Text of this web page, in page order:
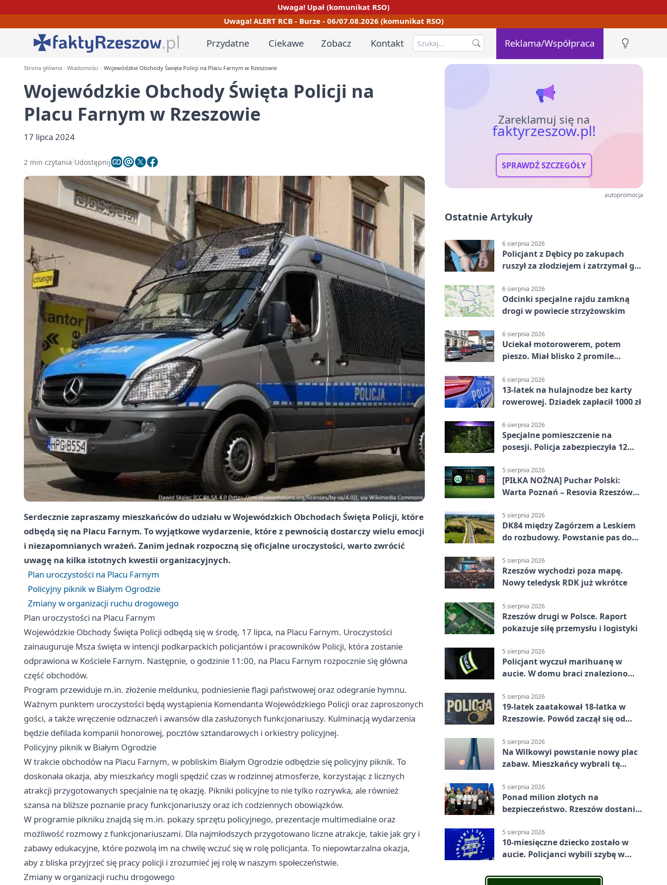
Uwaga! Upał (komunikat RSO)
Uwaga! ALERT RCB - Burze - 06/07.08.2026 (komunikat RSO)
Przydatne Ciekawe Zobacz Kontakt Reklama/Współpraca
Strona główna Wiadomości Wojewódzkie Obchody Święta Policji na Placu Farnym w Rzeszowie
Wojewódzkie Obchody Święta Policji na
Placu Farnym w Rzeszowie
17 lipca 2024
2 min czytania Udostępnij
Serdecznie zapraszamy mieszkańców do udziału w Wojewódzkich Obchodach Święta Policji, które
odbędą się na Placu Farnym. To wyjątkowe wydarzenie, które z pewnością dostarczy wielu emocji
i niezapomnianych wrażeń. Zanim jednak rozpoczną się oficjalne uroczystości, warto zwrócić
uwagę na kilka istotnych kwestii organizacyjnych.
Plan uroczystości na Placu Farnym
Policyjny piknik w Białym Ogrodzie
Zmiany w organizacji ruchu drogowego
Plan uroczystości na Placu Farnym
Wojewódzkie Obchody Święta Policji odbędą się w środę, 17 lipca, na Placu Farnym. Uroczystości
zainauguruje Msza święta w intencji podkarpackich policjantów i pracowników Policji, która zostanie
odprawiona w Kościele Farnym. Następnie, o godzinie 11:00, na Placu Farnym rozpocznie się główna
część obchodów.
Program przewiduje m.in. złożenie meldunku, podniesienie flagi państwowej oraz odegranie hymnu.
Ważnym punktem uroczystości będą wystąpienia Komendanta Wojewódzkiego Policji oraz zaproszonych
gości, a także wręczenie odznaczeń i awansów dla zasłużonych funkcjonariuszy. Kulminacją wydarzenia
będzie defilada kompanii honorowej, pocztów sztandarowych i orkiestry policyjnej.
Policyjny piknik w Białym Ogrodzie
W trakcie obchodów na Placu Farnym, w pobliskim Białym Ogrodzie odbędzie się policyjny piknik. To
doskonała okazja, aby mieszkańcy mogli spędzić czas w rodzinnej atmosferze, korzystając z licznych
atrakcji przygotowanych specjalnie na tę okazję. Pikniki policyjne to nie tylko rozrywka, ale również
szansa na bliższe poznanie pracy funkcjonariuszy oraz ich codziennych obowiązków.
W programie pikniku znajdą się m.in. pokazy sprzętu policyjnego, prezentacje multimedialne oraz
możliwość rozmowy z funkcjonariuszami. Dla najmłodszych przygotowano liczne atrakcje, takie jak gry i
zabawy edukacyjne, które pozwolą im na chwilę wczuć się w rolę policjanta. To niepowtarzalna okazja,
aby z bliska przyjrzeć się pracy policji i zrozumieć jej rolę w naszym społeczeństwie.
Zmiany w organizacji ruchu drogowego
Zareklamuj się na
faktyrzeszow.pl!
SPRAWDŹ SZCZEGÓŁY
autopromocja
Ostatnie Artykuły
6 sierpnia 2026
Policjant z Dębicy po zakupach
ruszył za złodziejem i zatrzymał go
6 sierpnia 2026
Odcinki specjalne rajdu zamkną
drogi w powiecie strzyżowskim
6 sierpnia 2026
Uciekał motorowerem, potem
pieszo. Miał blisko 2 promile
6 sierpnia 2026
13-latek na hulajnodze bez karty
rowerowej. Dziadek zapłacił 1000 zł
6 sierpnia 2026
Specjalne pomieszczenie na
posesji. Policja zabezpieczyła 12
5 sierpnia 2026
[PIŁKA NOŻNA] Puchar Polski:
Warta Poznań – Resovia Rzeszów
pierwszoligowca
5 sierpnia 2026
DK84 między Zagórzem a Leskiem
do rozbudowy. Powstanie pas do
5 sierpnia 2026
Rzeszów wychodzi poza mapę.
Nowy teledysk RDK już wkrótce
5 sierpnia 2026
Rzeszów drugi w Polsce. Raport
pokazuje siłę przemysłu i logistyki
5 sierpnia 2026
Policjant wyczuł marihuanę w
aucie. W domu braci znaleziono
5 sierpnia 2026
19-latek zaatakował 18-latka w
Rzeszowie. Powód zaczął się od
5 sierpnia 2026
Na Wilkowyi powstanie nowy plac
zabaw. Mieszkańcy wybrali tę
5 sierpnia 2026
Ponad milion złotych na
bezpieczeństwo. Rzeszów dostanie
5 sierpnia 2026
10-miesięczne dziecko zostało w
aucie. Policjanci wybili szybę w